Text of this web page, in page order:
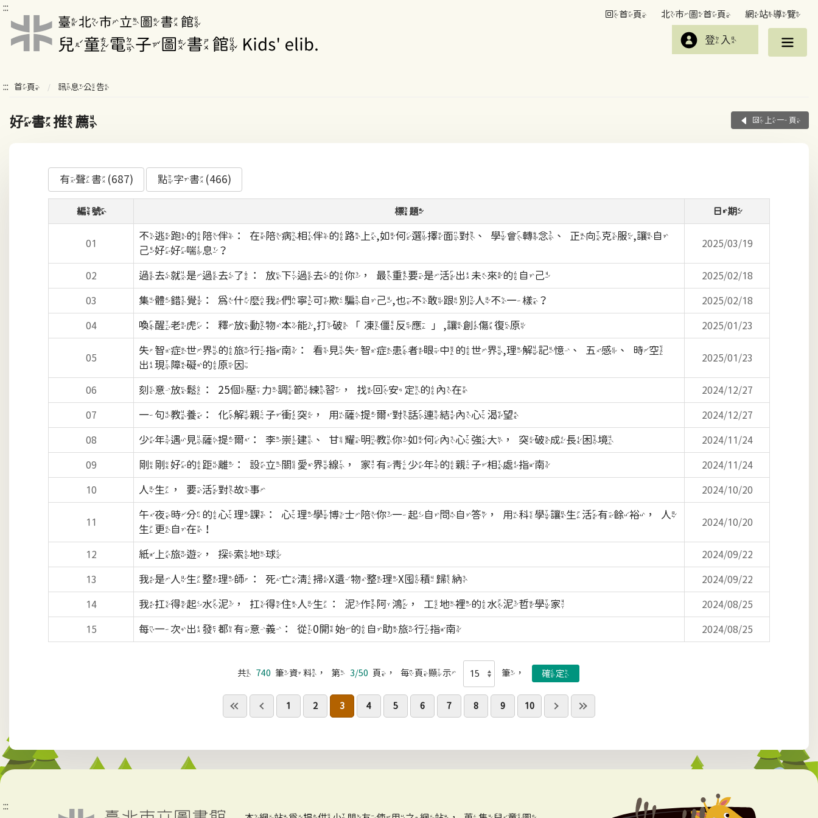
:::
回首頁 北市圖首頁 網站導覽
登入
::: 首頁 訊息公告
好書推薦 回上一頁
有聲書(687) 點字書(466)
編號 標題 日期
01
不逃跑的陪伴：在陪病相伴的路上,如何選擇面對、學會轉念、正向克服,讓自
己好好喘息？
2025/03/19
02 過去就是過去了：放下過去的你，最重要是活出未來的自己 2025/02/18
03 集體錯覺：為什麼我們寧可欺騙自己,也不敢跟別人不一樣？ 2025/02/18
04 喚醒老虎：釋放動物本能,打破「凍僵反應」,讓創傷復原 2025/01/23
05
失智症世界的旅行指南：看見失智症患者眼中的世界,理解記憶、五感、時空
出現障礙的原因
2025/01/23
06 刻意放鬆：25個壓力調節練習，找回安定的內在 2024/12/27
07 一句教養：化解親子衝突，用薩提爾對話連結內心渴望 2024/12/27
08 少年遇見薩提爾：李崇建、甘耀明教你如何內心強大，突破成長困境 2024/11/24
09 剛剛好的距離：設立關愛界線，家有青少年的親子相處指南 2024/11/24
10 人生，要活對故事 2024/10/20
11
午夜時分的心理課：心理學博士陪你一起自問自答，用科學讓生活有餘裕，人
生更自在！
2024/10/20
12 紙上旅遊，探索地球 2024/09/22
13 我是人生整理師：死亡清掃X遺物整理X囤積歸納 2024/09/22
14 我扛得起水泥，扛得住人生：泥作阿鴻，工地裡的水泥哲學家 2024/08/25
15 每一次出發都有意義：從0開始的自助旅行指南 2024/08/25
共 740 筆資料，第 3/50 頁，每頁顯示 筆，
1 2 3 4 5 6 7 8 9 10
:::